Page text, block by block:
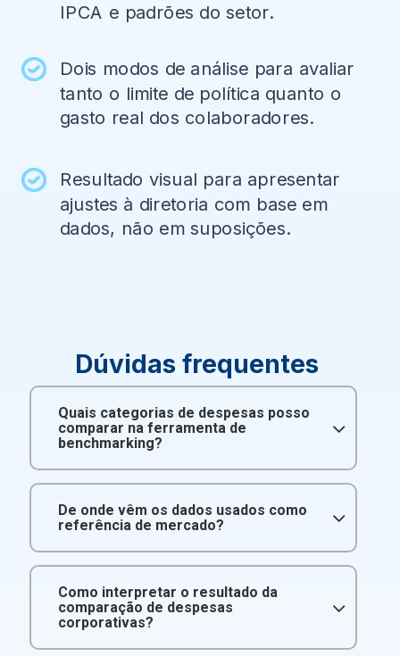
IPCA e padrões do setor.
Dois modos de análise para avaliar
tanto o limite de política quanto o
gasto real dos colaboradores.
Resultado visual para apresentar
ajustes à diretoria com base em
dados, não em suposições.
Quais categorias de despesas posso
comparar na ferramenta de
benchmarking?
De onde vêm os dados usados como
referência de mercado?
Como interpretar o resultado da
comparação de despesas
corporativas?
Dúvidas frequentes